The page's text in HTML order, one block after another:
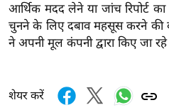
व
र्ल्ड
न्यू
आर्थिक मदद लेने या जांच रिपोर्ट
चुनने के लिए दबाव महसूस करने की
ने अपनी मूल कंपनी द्वारा किए जा रहे
शेयर करें